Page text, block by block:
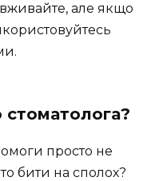
але якщо
стоматолога?
просто не
бити на сполох?